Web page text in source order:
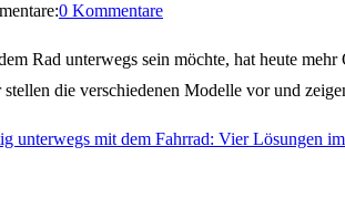
0 Kommentare
Rad unterwegs sein möchte, hat heute
die verschiedenen Modelle vor und
unterwegs mit dem Fahrrad: Vier Lösungen